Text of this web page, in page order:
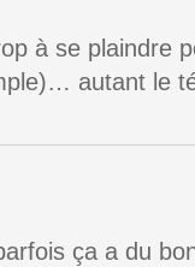
à se plaindre
autant le
ça a du